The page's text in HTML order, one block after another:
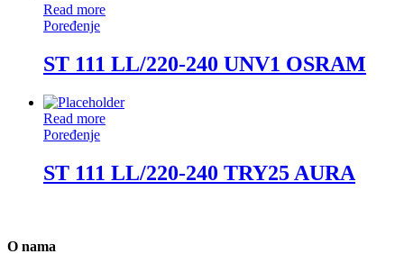
Read more
Poređenje
ST 111 LL/220-240 UNV1 OSRAM
Read more
Poređenje
ST 111 LL/220-240 TRY25 AURA
O nama